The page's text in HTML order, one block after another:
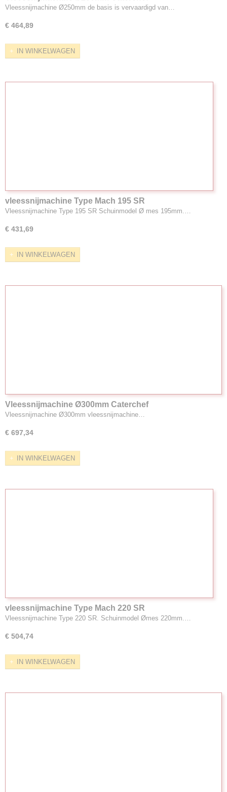
Vleessnijmachine Ø250mm de basis is vervaardigd van…
€ 464,89
IN WINKELWAGEN
vleessnijmachine Type Mach 195 SR
Vleessnijmachine Type 195 SR Schuinmodel Ø mes 195mm.…
€ 431,69
IN WINKELWAGEN
Vleessnijmachine Ø300mm Caterchef
Vleessnijmachine Ø300mm vleessnijmachine…
€ 697,34
IN WINKELWAGEN
vleessnijmachine Type Mach 220 SR
Vleessnijmachine Type 220 SR. Schuinmodel Ømes 220mm.…
€ 504,74
IN WINKELWAGEN